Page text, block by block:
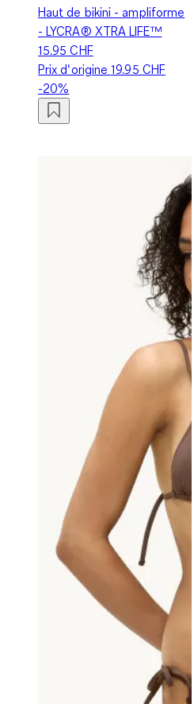
Haut de bikini - ampliforme
- LYCRA® XTRA LIFE™
15.95 CHF
Prix d‘origine19.95 CHF
-20%